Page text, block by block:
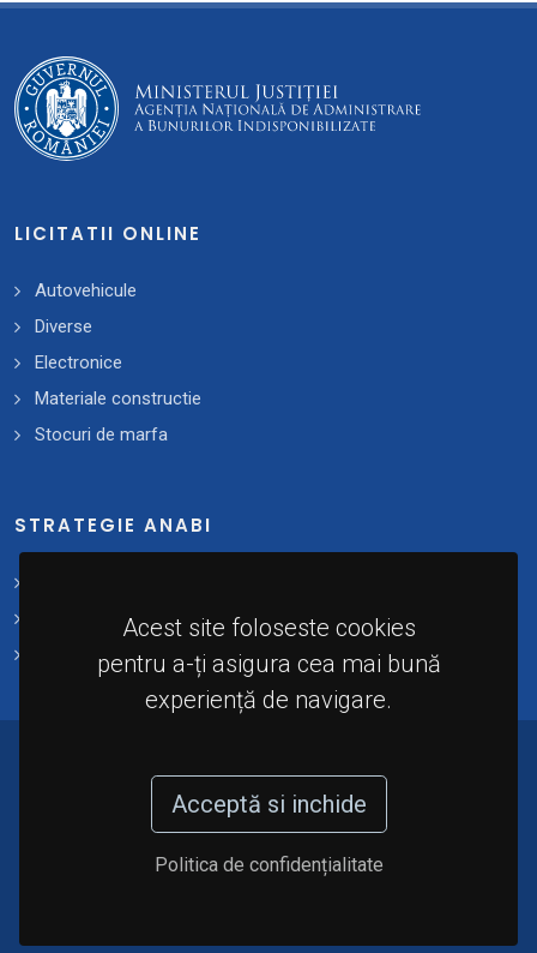
Acest site foloseste cookies
pentru a-ți asigura cea mai bună
experiență de navigare.
Acceptă si inchide
Politica de confidențialitate
LICITATII ONLINE
Autovehicule
Diverse
Electronice
Materiale constructie
Stocuri de marfa
STRATEGIE ANABI
Plan 2021 - 2025
Implementare
Bunurilor Indisponibilizate (A.N.A.B.I). Toate
drepturile rezervate.